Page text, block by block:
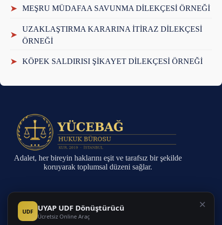
➤ MEŞRU MÜDAFAA SAVUNMA DİLEKÇESİ ÖRNEĞİ
➤
UZAKLAŞTIRMA KARARINA İTİRAZ DİLEKÇESİ
ÖRNEĞİ
➤ KÖPEK SALDIRISI ŞİKAYET DİLEKÇESİ ÖRNEĞİ
Adalet, her bireyin haklarını eşit ve tarafsız bir şekilde
koruyarak toplumsal düzeni sağlar.
✕
UDF UYAP UDF Dönüştürücü
Ücretsiz Online Araç